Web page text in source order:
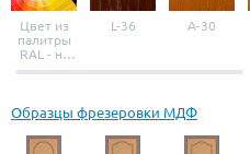
Цвет из
палитры
RAL - на
выбор
L-36 A-30
Образцы фрезеровки МДФ